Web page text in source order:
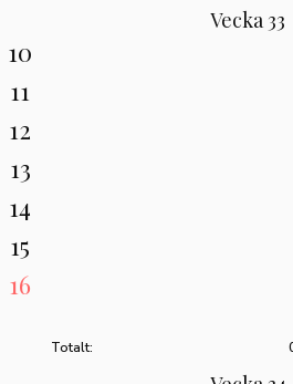
Vecka 33
10
11
12
13
14
15
16
Totalt: